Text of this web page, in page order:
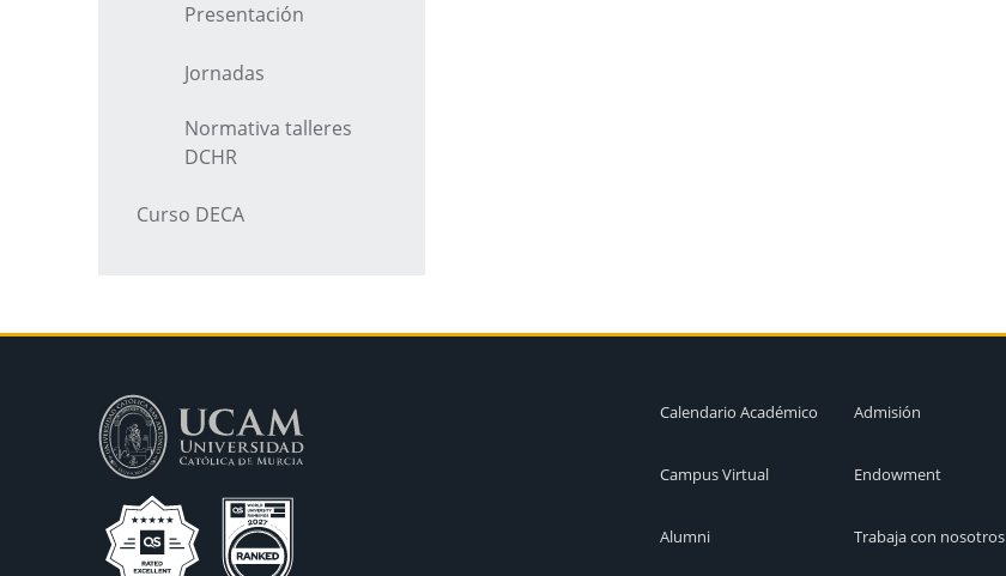
Presentación
Jornadas
Normativa talleres
DCHR
Curso DECA
Calendario Académico
Campus Virtual
Alumni
Admisión
Endowment
Trabaja con nosotros